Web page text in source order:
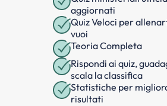
aggiornati
Quiz Veloci per
vuoi
Teoria Completa
Rispondi ai quiz,
scala la classifica
Statistiche per
risultati